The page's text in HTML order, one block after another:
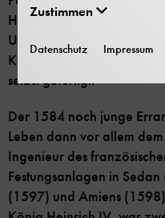
Hofdrucker des
Unbekannt ist allerdings
Kupferstiche.
selbst gefertigt.
Der 1584 noch junge
Leben dann vor allem
Ingenieur des
Festungsanlagen in
(1597) und Amiens
Zustimmen
Datenschutz Impressum